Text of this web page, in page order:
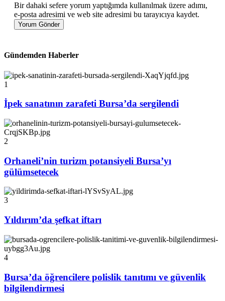
Bir dahaki sefere yorum yaptığımda kullanılmak üzere adımı,
e-posta adresimi ve web site adresimi bu tarayıcıya kaydet.
Yorum Gönder
Gündemden Haberler
1
İpek sanatının zarafeti Bursa’da sergilendi
2
Orhaneli’nin turizm potansiyeli Bursa’yı
gülümsetecek
3
Yıldırım’da şefkat iftarı
4
Bursa’da öğrencilere polislik tanıtımı ve güvenlik
bilgilendirmesi